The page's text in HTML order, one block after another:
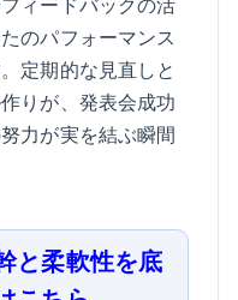
のパフォーマンス
定期的な見直しと
りが、発表会成功
力が実を結ぶ瞬間
と柔軟性を底